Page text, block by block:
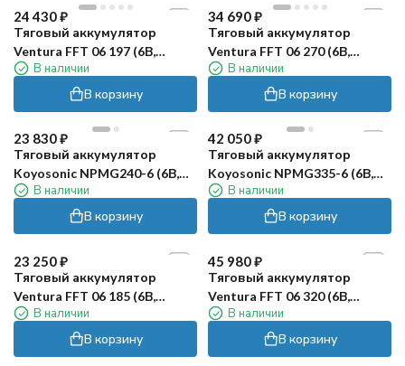
24 430₽
Тяговый аккумулятор
Ventura FFT 06 197 (6В,
197Ач, WET)
В наличии
В корзину
34 690₽
Тяговый аккумулятор
Ventura FFT 06 270 (6В,
270Ач, WET)
В наличии
В корзину
23 830₽
Тяговый аккумулятор
Koyosonic NPMG240-6 (6В,
240А/ч)
В наличии
В корзину
42 050₽
Тяговый аккумулятор
Koyosonic NPMG335-6 (6В,
350А/ч)
В наличии
В корзину
45 980₽
Тяговый аккумулятор
Ventura FFT 06 320 (6В,
320Ач, WET)
В наличии